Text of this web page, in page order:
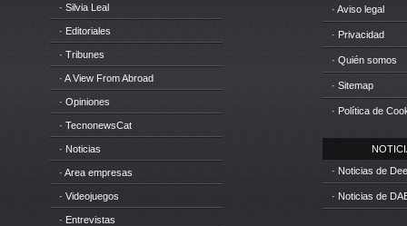
· Silvia Leal
· Editoriales
· Tribunes
· A View From Abroad
· Opiniones
· TecnonewsCat
· Noticias
· Area empresas
· Videojuegos
· Entrevistas
· Aviso legal
· Privacidad
· Quién somos
· Sitemap
· Política de
· Noticias de
· Noticias de